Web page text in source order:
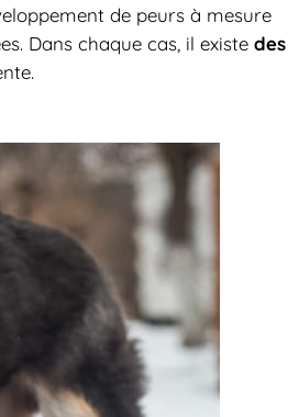
de peurs à mesure
Dans chaque cas, il existe des